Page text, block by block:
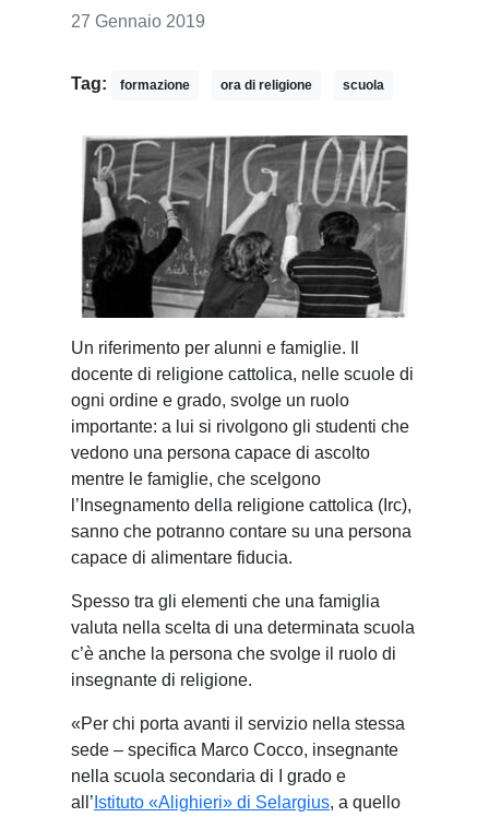
27 Gennaio 2019
Tag: formazione ora di religione scuola
Un riferimento per alunni e famiglie. Il
docente di religione cattolica, nelle scuole di
ogni ordine e grado, svolge un ruolo
importante: a lui si rivolgono gli studenti che
vedono una persona capace di ascolto
mentre le famiglie, che scelgono
l’Insegnamento della religione cattolica (Irc),
sanno che potranno contare su una persona
capace di alimentare fiducia.
Spesso tra gli elementi che una famiglia
valuta nella scelta di una determinata scuola
c’è anche la persona che svolge il ruolo di
insegnante di religione.
«Per chi porta avanti il servizio nella stessa
sede – specifica Marco Cocco, insegnante
nella scuola secondaria di I grado e
all’ Istituto «Alighieri» di Selargius, a quello